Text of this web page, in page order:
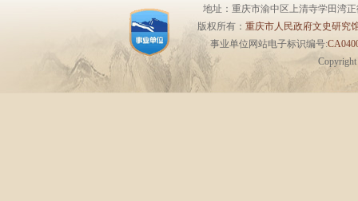
地址：重庆市渝中区上清寺学田湾
版权所有： 重庆市人民政府文史研究
事业单位网站电子标识编号: